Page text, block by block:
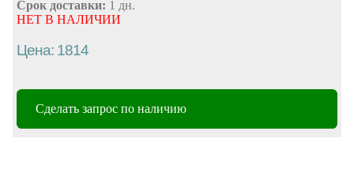
Срок доставки: 1 дн.
НЕТ В НАЛИЧИИ
Цена: 1814
Сделать запрос по наличию